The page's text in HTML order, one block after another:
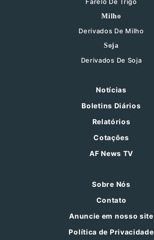
Milho
Derivados De Milho
Soja
Derivados De Soja
Notícias
Boletins Diários
Relatórios
Cotações
AF News TV
Sobre Nós
Contato
Anuncie em nosso site
Política de Privacidade